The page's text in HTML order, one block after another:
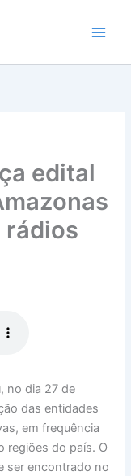
edital
rádios
no dia 27 de
das entidades
em frequência
regiões do país. O
ser encontrado no